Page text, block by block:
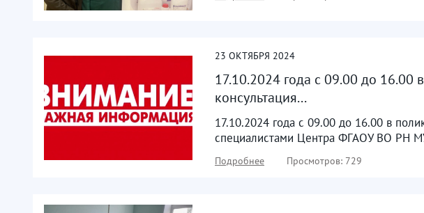
23 ОКТЯБРЯ 2024
17.10.2024 года с 09.00 до
консультация...
17.10.2024 года с 09.00 до 16.00 в
специалистами Центра ФГАОУ ВО РН
Подробнее Просмотров: 729